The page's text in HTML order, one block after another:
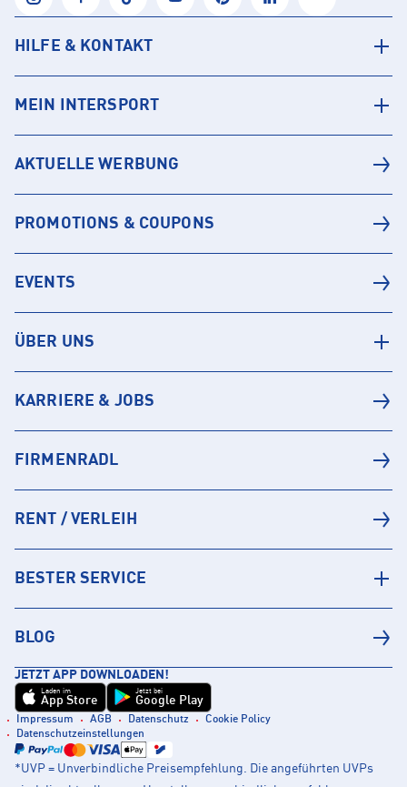
HILFE & KONTAKT
MEIN INTERSPORT
AKTUELLE WERBUNG
PROMOTIONS & COUPONS
EVENTS
ÜBER UNS
KARRIERE & JOBS
FIRMENRADL
RENT / VERLEIH
BESTER SERVICE
BLOG
JETZT APP DOWNLOADEN!
Laden im
App Store
Jetzt bei
Google Play
Impressum AGB Datenschutz
Cookie Policy
Datenschutzeinstellungen
*UVP = Unverbindliche Preisempfehlung. Die angeführten UVPs